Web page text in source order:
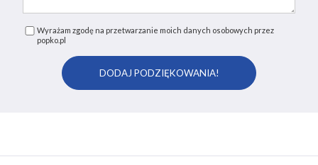
Wyrażam zgodę na przetwarzanie moich danych osobowych przez
popko.pl